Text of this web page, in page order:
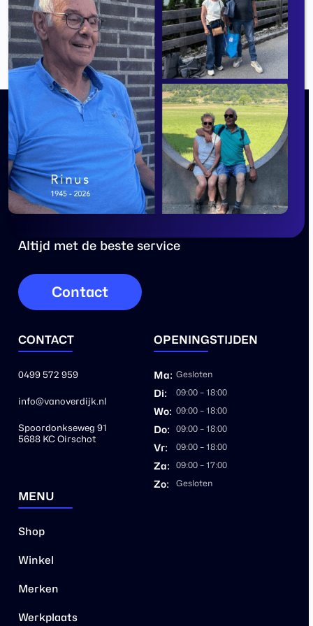
Selecteren
€1.999,00
prijs
was:
€ 1.999,00.
€1.499,00Huidige
prijs
is:
€ 1.499,00.
Overdijk staat voor
jouw fiets klaar
Altijd met de beste service
Contact
CONTACT
0499 572 959
info@vanoverdijk.nl
Spoordonkseweg 91
5688 KC Oirschot
OPENINGSTIJDEN
Ma: Gesloten
Di: 09:00 – 18:00
Wo: 09:00 – 18:00
Do: 09:00 – 18:00
Vr: 09:00 – 18:00
Za: 09:00 – 17:00
Zo: Gesloten
MENU
Shop
Winkel
Merken
Werkplaats